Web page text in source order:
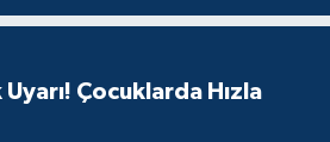
Çocuklarda Hızla